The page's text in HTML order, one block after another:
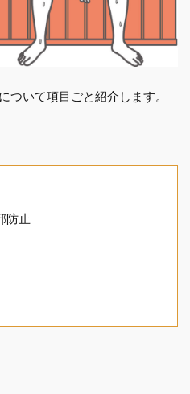
ついて項目ごと紹介します。
防止